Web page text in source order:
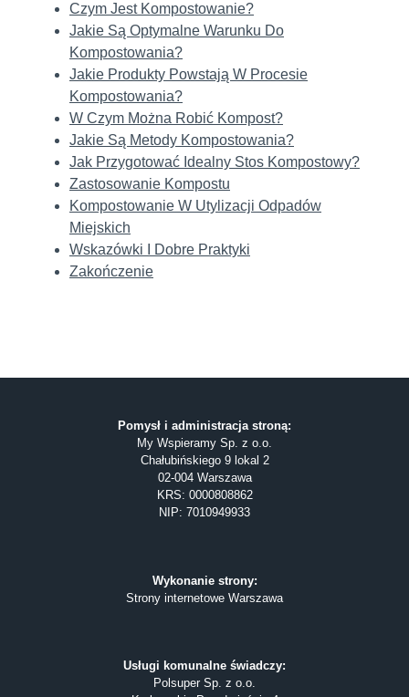
Czym Jest Kompostowanie?
Jakie Są Optymalne Warunku Do
Kompostowania?
Jakie Produkty Powstają W Procesie
Kompostowania?
W Czym Można Robić Kompost?
Jakie Są Metody Kompostowania?
Jak Przygotować Idealny Stos Kompostowy?
Zastosowanie Kompostu
Kompostowanie W Utylizacji Odpadów
Miejskich
Wskazówki I Dobre Praktyki
Zakończenie
Pomysł i administracja stroną:
My Wspieramy Sp. z o.o.
Chałubińskiego 9 lokal 2
02-004 Warszawa
KRS: 0000808862
NIP: 7010949933
Wykonanie strony:
Strony internetowe Warszawa
Usługi komunalne świadczy:
Polsuper Sp. z o.o.